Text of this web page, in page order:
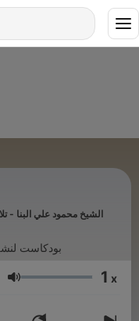
48 - الشيخ محمود علي البنا
بودكاست لنشر
Volume 1 x